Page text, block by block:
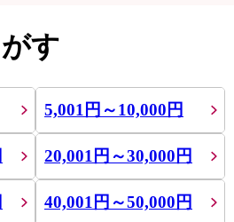
す
5,001円～10,000円
20,001円～30,000円
40,001円～50,000円